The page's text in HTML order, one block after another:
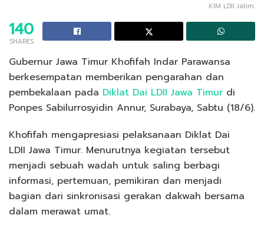
KIM LDII Jatim.
140
SHARES
Gubernur Jawa Timur Khofifah Indar Parawansa
berkesempatan memberikan pengarahan dan
pembekalaan pada Diklat Dai LDII Jawa Timur di
Ponpes Sabilurrosyidin Annur, Surabaya, Sabtu (18/6).
Khofifah mengapresiasi pelaksanaan Diklat Dai
LDII Jawa Timur. Menurutnya kegiatan tersebut
menjadi sebuah wadah untuk saling berbagi
informasi, pertemuan, pemikiran dan menjadi
bagian dari sinkronisasi gerakan dakwah bersama
dalam merawat umat.